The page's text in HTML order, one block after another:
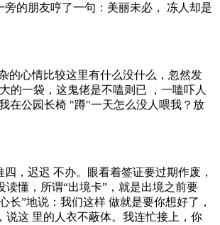
的朋友哼了一句：美丽未必， 冻人却是
心情比较这里有什么没什么，忽然发
的一袋，这鬼佬是不嗑则已 ，一嗑吓人
在公园长椅 "蹲"一天怎么没人喂我？放
，迟迟 不办。眼看着签证要过期作废，
懂，所谓“出境卡”，就是出境之前要
长”地说：我们这样 做就是要你想好了，
这 里的人衣不蔽体。我连忙接上，你